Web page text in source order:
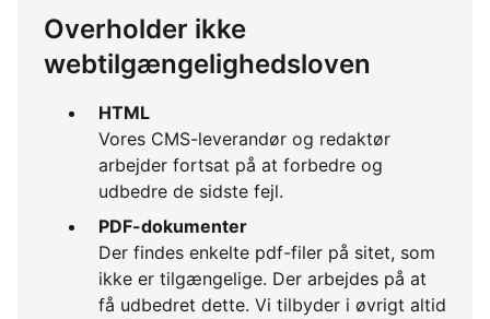
Overholder ikke
webtilgængelighedsloven
HTML
Vores CMS-leverandør og redaktør
arbejder fortsat på at forbedre og
udbedre de sidste fejl.
PDF-dokumenter
Der findes enkelte pdf-filer på sitet, som
ikke er tilgængelige. Der arbejdes på at
få udbedret dette. Vi tilbyder i øvrigt altid